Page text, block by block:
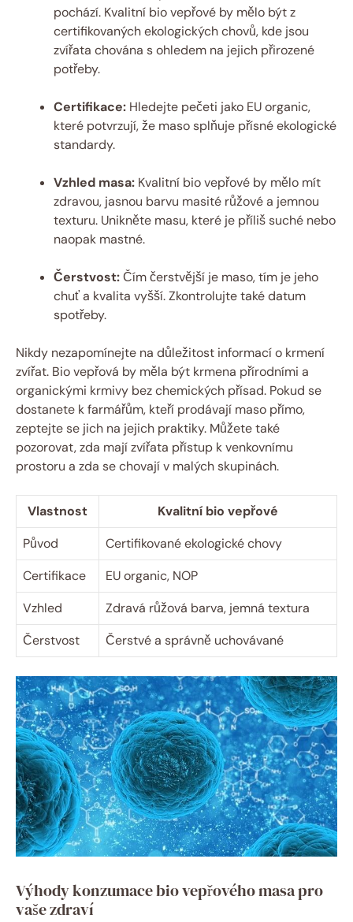
pochází. Kvalitní​ bio vepřové by mělo‍ být z
certifikovaných ekologických chovů, kde jsou
zvířata⁤ chována s ohledem na jejich přirozené⁣
potřeby.
Certifikace: ‌Hledejte pečeti jako EU organic,
které potvrzují, že maso⁢ splňuje přísné ekologické
standardy.
Vzhled masa: Kvalitní bio ⁢vepřové by mělo mít
zdravou, jasnou barvu masité‌ růžové a jemnou ​
texturu. Unikněte masu, které je příliš suché nebo
naopak mastné.
Čerstvost:Čím čerstvější​ je‌ maso, tím je jeho
chuť a kvalita vyšší. Zkontrolujte také datum
⁤spotřeby.
Nikdy nezapomínejte na důležitost informací o krmení
zvířat. Bio vepřová by měla být⁤ krmena přírodními a
organickými krmivy bez chemických přísad. Pokud se
dostanete k ⁣farmářům, kteří prodávají maso přímo,
zeptejte se jich na jejich ⁤praktiky. Můžete⁣ také
pozorovat, zda mají zvířata přístup k venkovnímu
prostoru a zda se chovají v ⁢malých skupinách.
Vlastnost
Kvalitní bio vepřové
Původ
Certifikované⁢ ekologické​ chovy
Certifikace
EU organic, NOP
Vzhled
Zdravá růžová barva, jemná textura
Čerstvost
Čerstvé a správně uchovávané
Výhody konzumace bio⁤ vepřového ‌masa⁣ pro
vaše zdraví